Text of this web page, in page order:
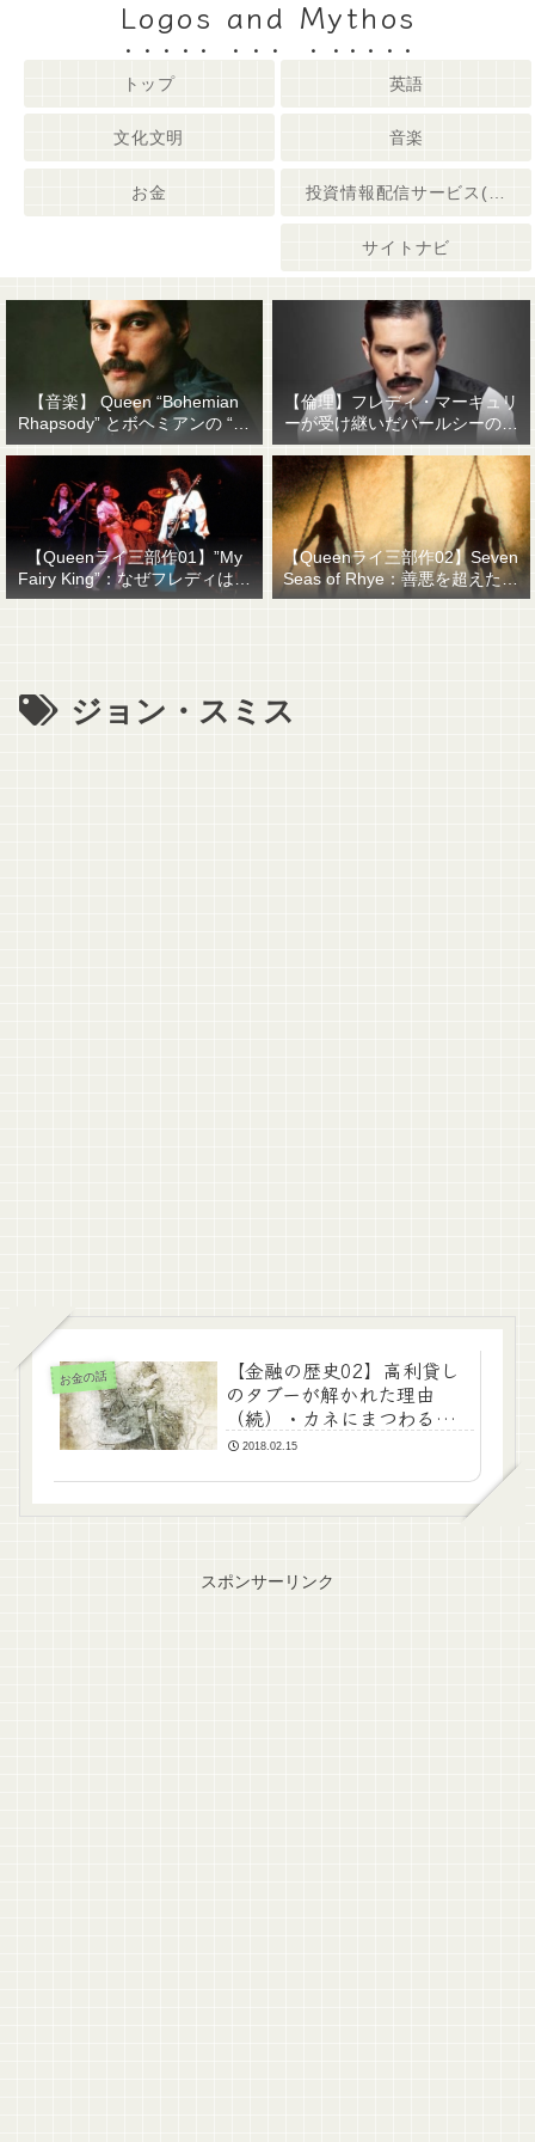
Logos and Mythos
トップ 英語
文化文明 音楽
お金
サイトナビ
【音楽】 Queen “Bohemian
Rhapsody” とボヘミアンの “他
人事感”
【倫理】フレディ・マーキュリ
ーが受け継いだパールシーの精
神遺産
【Queenライ三部作01】”My
Fairy King”：なぜフレディはマ
ーキュリーと名乗ったのか？
【Queenライ三部作02】Seven
Seas of Rhye：善悪を超えたも
のを善悪で裁くということ
ジョン・スミス
お金の話
【金融の歴史02】高利貸し
のタブーが解かれた理由
（続）・カネにまつわる名
言集
2018.02.15
スポンサーリンク